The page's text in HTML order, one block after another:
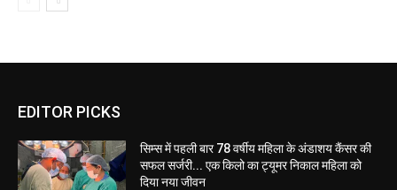
EDITOR PICKS
सिम्स में पहली बार 78 वर्षीय महिला के अंडाशय कैंसर की
सफल सर्जरी... एक किलो का ट्यूमर निकाल महिला को
दिया नया जीवन